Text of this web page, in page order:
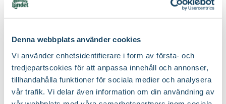
Denna webbplats använder cookies
Vi använder enhetsidentifierare i form av första- och
tredjepartscokies för att anpassa innehåll och annonser,
tillhandahålla funktioner för sociala medier och analysera
vår trafik. Vi delar även information om din användning av
279:-
Välj butik
Smarta tips för att samla regnvatten